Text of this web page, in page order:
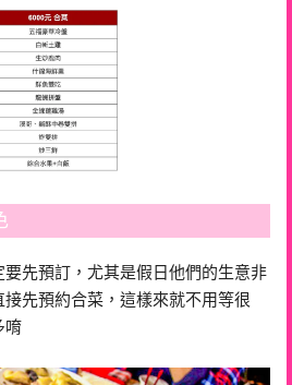
先預訂，尤其是假日他們的生意非
先預約合菜，這樣來就不用等很
唷